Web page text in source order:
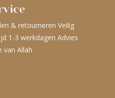
& retourneren Veilig
1-3 werkdagen Advies
van Allah